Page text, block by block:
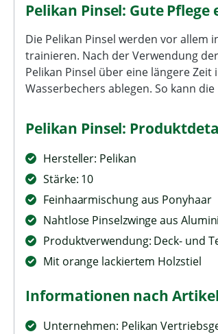
Pelikan Pinsel: Gute
Die Pelikan Pinsel werden vor
trainieren. Nach der Verwendung
Pelikan Pinsel über eine längere
Wasserbechers ablegen. So kann
Pelikan Pinsel:
Hersteller: Pelikan
Stärke: 10
Feinhaarmischung aus Ponyhaar
Nahtlose Pinselzwinge aus
Produktverwendung: Deck- und
Mit orange lackiertem Holzstiel
Informationen nach
Unternehmen: Pelikan